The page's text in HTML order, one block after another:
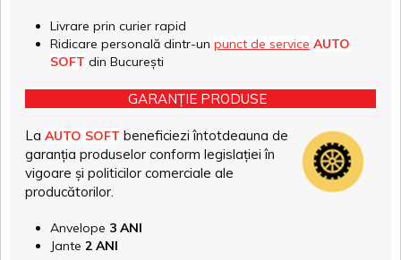
Livrare prin curier rapid
Ridicare personală dintr-un punct de service AUTO
SOFT din București
GARANȚIE PRODUSE
La AUTO SOFT beneficiezi întotdeauna de
garanția produselor conform legislației în
vigoare și politicilor comerciale ale
producătorilor.
Anvelope 3 ANI
Jante 2 ANI